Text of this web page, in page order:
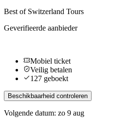
Best of Switzerland Tours
Geverifieerde aanbieder
Mobiel ticket
Veilig betalen
127 geboekt
Beschikbaarheid controleren
Volgende datum: zo 9 aug